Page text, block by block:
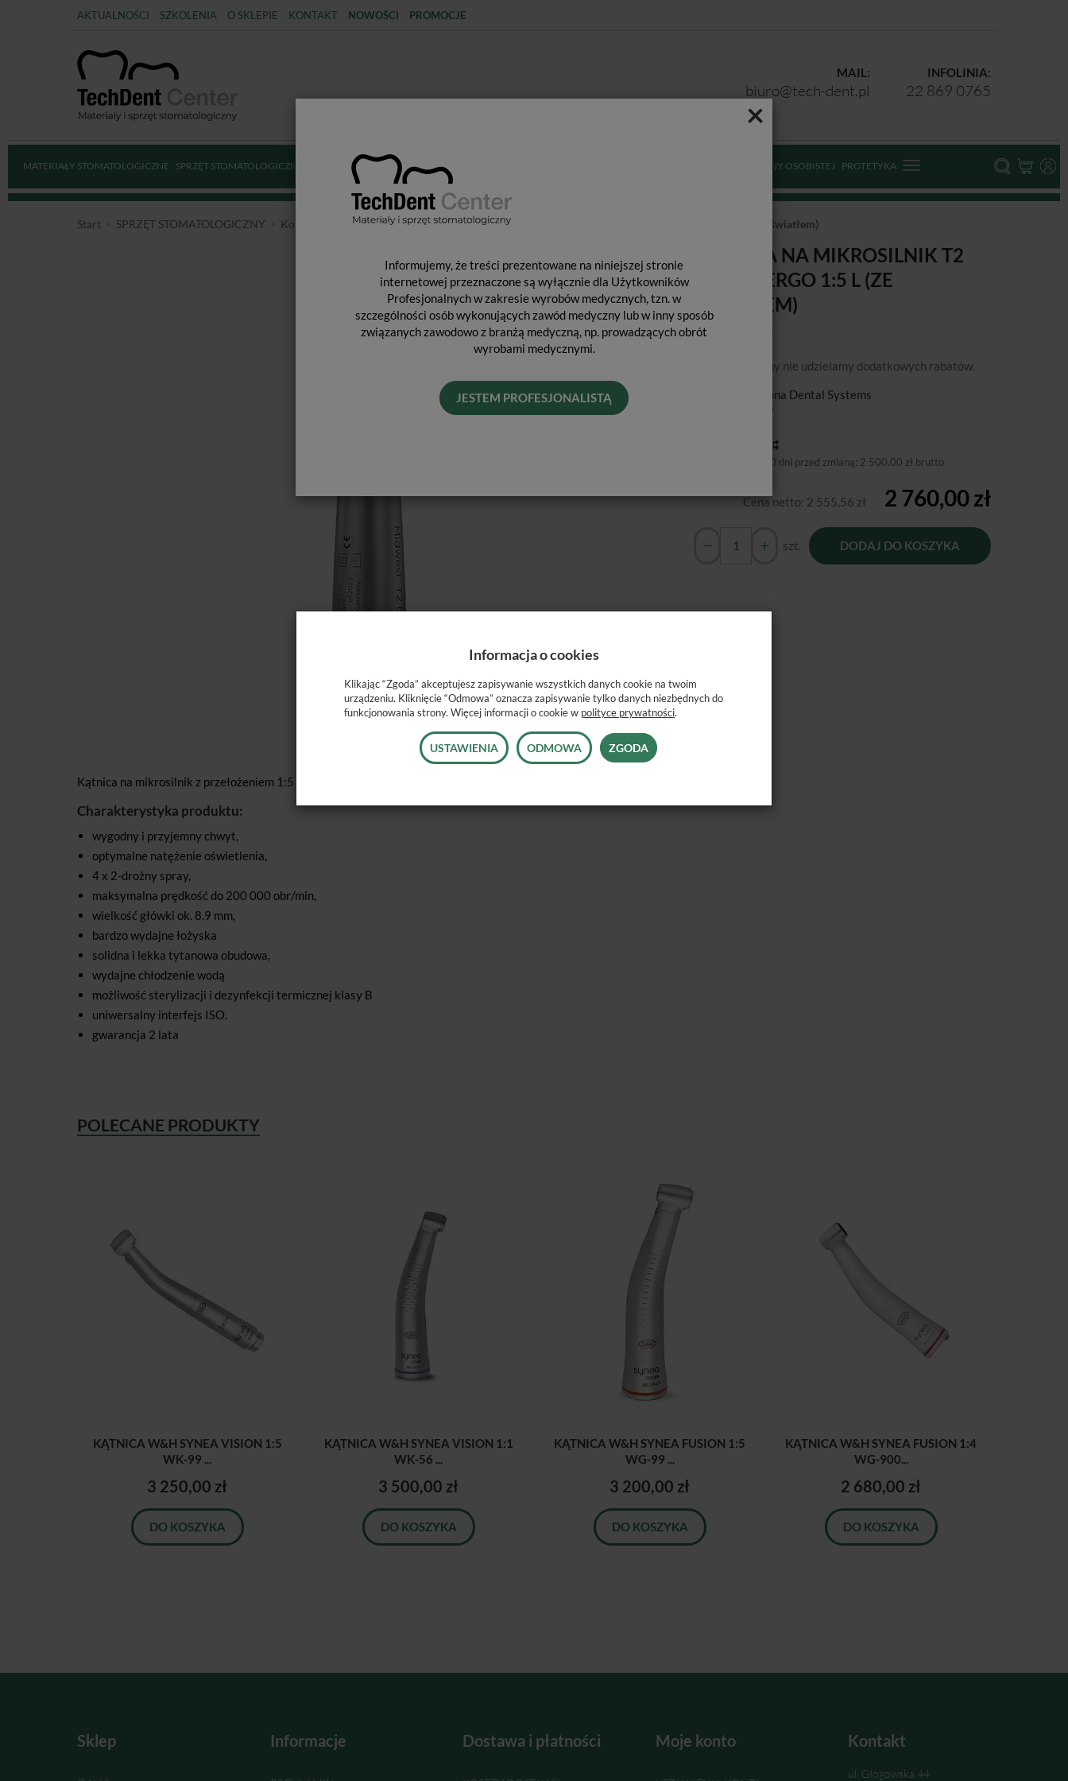
×
Informujemy, że treści prezentowane na niniejszej stronie
internetowej przeznaczone są wyłącznie dla Użytkowników
Profesjonalnych w zakresie wyrobów medycznych, tzn. w
szczególności osób wykonujących zawód medyczny lub w inny sposób
związanych zawodowo z branżą medyczną, np. prowadzących obrót
wyrobami medycznymi.
JESTEM PROFESJONALISTĄ
AKTUALNOŚCI SZKOLENIA O SKLEPIE KONTAKT NOWOŚCI PROMOCJE
INFOLINIA:
22 869 0765
MAIL:
biuro@tech-dent.pl
MATERIAŁY STOMATOLOGICZNE SPRZĘT STOMATOLOGICZNY DEZYNFEKCJA STERYLIZACJA ŚRODKI OCHRONY OSOBISTEJ PROTETYKA
Start SPRZĘT STOMATOLOGICZNY Końcówki stomatologiczne i akcesoria Kątnice Kątnica na mikrosilnik T2 Line Energo 1:5 L (ze światłem)
KĄTNICA NA MIKROSILNIK T2
LINE ENERGO 1:5 L (ZE
ŚWIATŁEM)
Od podanej ceny nie udzielamy dodatkowych rabatów.
Sirona Dental Systems
Najniższa cena 30 dni przed zmianą: 2 500,00 zł brutto
Cena netto: 2 555,56 zł 2 760,00 zł
szt. DODAJ DO KOSZYKA
Kątnica na mikrosilnik z przełożeniem 1:5 firmy Dentsply Sirona.
Charakterystyka produktu:
wygodny i przyjemny chwyt,
optymalne natężenie oświetlenia,
4 x 2-drożny spray,
maksymalna prędkość do 200 000 obr/min,
wielkość główki ok. 8.9 mm,
bardzo wydajne łożyska
solidna i lekka tytanowa obudowa,
wydajne chłodzenie wodą
możliwość sterylizacji i dezynfekcji termicznej klasy B
uniwersalny interfejs ISO.
gwarancja 2 lata
POLECANE PRODUKTY
KĄTNICA W&H SYNEA VISION 1:5
WK-99 ...
3 250,00 zł
DO KOSZYKA
KĄTNICA W&H SYNEA VISION 1:1
WK-56 ...
3 500,00 zł
DO KOSZYKA
KĄTNICA W&H SYNEA FUSION 1:5
WG-99 ...
3 200,00 zł
DO KOSZYKA
KĄTNICA W&H SYNEA FUSION 1:4
WG-900...
2 680,00 zł
DO KOSZYKA
Sklep Informacje Dostawa i płatności Moje konto Kontakt
ul. Głogowska 44
Informacja o cookies
Klikając “Zgoda” akceptujesz zapisywanie wszystkich danych cookie na twoim
urządzeniu. Kliknięcie “Odmowa” oznacza zapisywanie tylko danych niezbędnych do
funkcjonowania strony. Więcej informacji o cookie w polityce prywatności.
USTAWIENIA ODMOWA ZGODA